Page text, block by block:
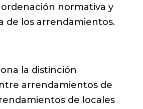
normativa y
de los arrendamientos.
la distinción
arrendamientos de
de locales